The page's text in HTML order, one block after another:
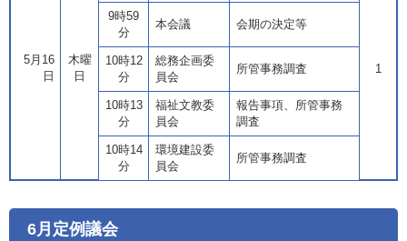
5月16
日
木曜
日
1
9時59
分
本会議 会期の決定等
10時12
分
総務企画委
員会
所管事務調査
10時13
分
福祉文教委
員会
報告事項、所管事務
調査
10時14
分
環境建設委
員会
所管事務調査
6月定例議会